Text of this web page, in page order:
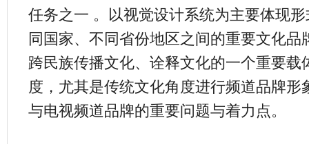
任务之一 。以视觉设计系统为主要体现
同国家、不同省份地区之间的重要文化
跨民族传播文化、诠释文化的一个重要载
度，尤其是传统文化角度进行频道品牌
与电视频道品牌的重要问题与着力点。